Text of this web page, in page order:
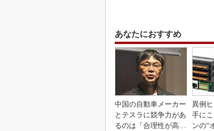
あなたにおすすめ
中国の自動車メーカー
とテスラに競争力があ
るのは「合理性が高
異例
手に
ンの“